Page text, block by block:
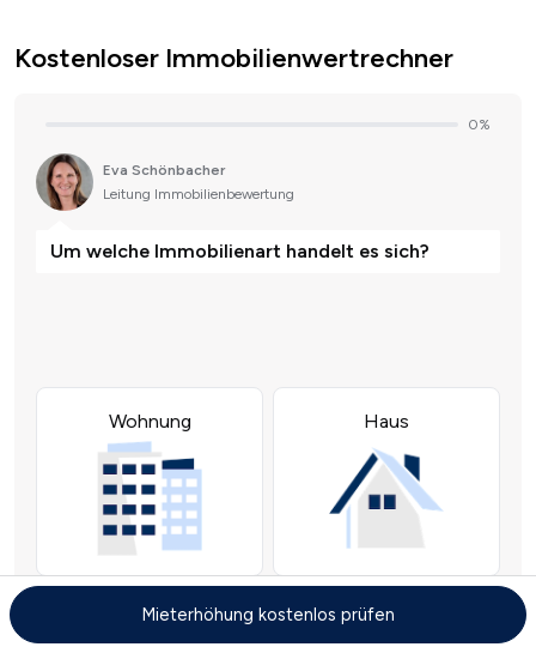
Kostenloser Immobilienwertrechner
Mieterhöhung kostenlos prüfen